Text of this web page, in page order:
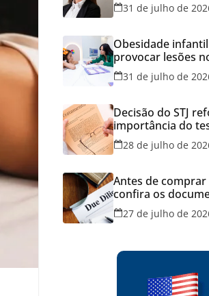
31 de julho de
Obesidade
provocar lesões
sanguíneos ainda
alerta estudo
31 de julho de
Decisão do STJ
importância do
feito em cartório
28 de julho de
Antes de
confira os
podem evitar
disputas na
27 de julho de